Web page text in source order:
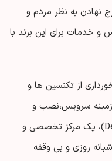
نهادن به نظر مردم و
و خدمات برای این برند با
از تکنسین ها و
سرویس،نصب و
تعمیر لباسشویی دوو در زنجان (Deawoo)، یک مرکز تخصصی و
روزی و بی وقفه